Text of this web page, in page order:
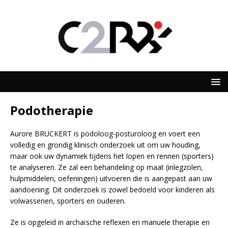
Podotherapie
Aurore BRUCKERT is podoloog-posturoloog en voert een
volledig en grondig klinisch onderzoek uit om uw houding,
maar ook uw dynamiek tijdens het lopen en rennen (sporters)
te analyseren. Ze zal een behandeling op maat (inlegzolen,
hulpmiddelen, oefeningen) uitvoeren die is aangepast aan uw
aandoening. Dit onderzoek is zowel bedoeld voor kinderen als
volwassenen, sporters en ouderen.
Ze is opgeleid in archaïsche reflexen en manuele therapie en